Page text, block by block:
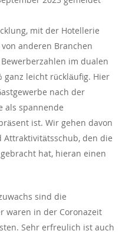
mit der Hotellerie
anderen Branchen
im dualen
ganz leicht rückläufig. Hier
nach der
als spannende
ist. Wir gehen davon
Attraktivitätsschub, den die
hat, hieran einen
sind die
waren in der Coronazeit
Sehr erfreulich ist auch